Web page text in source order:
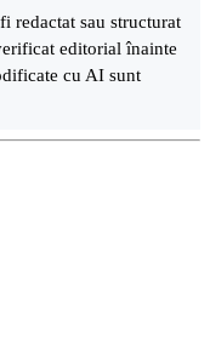
redactat sau structurat
editorial înainte
cu AI sunt